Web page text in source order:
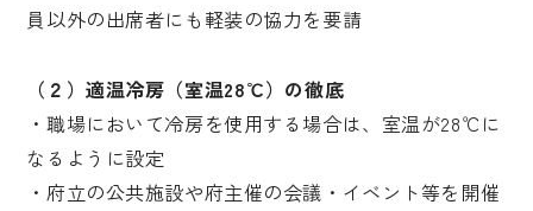
員以外の出席者にも軽装の協力を要請
（２）適温冷房（室温28℃）の徹底
・職場において冷房を使用する場合は、室温が28℃に
なるように設定
・府立の公共施設や府主催の会議・イベント等を開催